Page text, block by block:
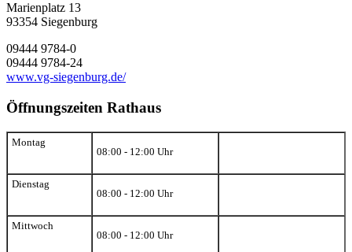
Marienplatz 13
93354 Siegenburg
09444 9784-0
09444 9784-24
www.vg-siegenburg.de/
Öffnungszeiten Rathaus
Montag
08:00 - 12:00 Uhr
Dienstag
08:00 - 12:00 Uhr
Mittwoch
08:00 - 12:00 Uhr